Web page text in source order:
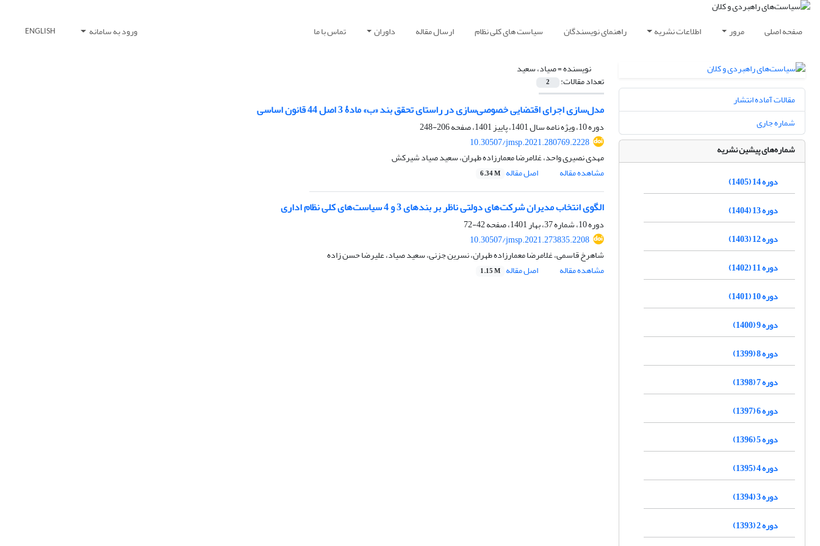
صفحه اصلی مرور اطلاعات نشریه راهنمای نویسندگان سیاست های کلی نظام ارسال مقاله داوران تماس با ما ورود به سامانه ENGLISH
نویسنده =صیاد، سعید
تعداد مقالات: 2
مدل‌سازی اجرای اقتضایی خصوصی‌سازی در راستای تحقق بند «ب» مادۀ 3 اصل 44 قانون اساسی
دوره 10، ویژه نامه سال 1401، پاییز 1401، صفحه
206-248
10.30507/jmsp.2021.280769.2228
مهدی نصیری واحد، غلامرضا معمارزاده طهران، سعید صیاد شیرکش
مشاهده مقاله
اصل مقاله 6.34 M
الگوی انتخاب مدیران شرکت‌های دولتی ناظر بر بندهای 3 و 4 سیاست‌های کلی نظام اداری
دوره 10، شماره 37، بهار 1401، صفحه
42-72
10.30507/jmsp.2021.273835.2208
شاهرخ قاسمی، غلامرضا معمارزاده طهران، نسرین جزنی، سعید صیاد، علیرضا حسن زاده
مشاهده مقاله
اصل مقاله 1.15 M
مقالات آماده انتشار
شماره جاری
شماره‌های پیشین نشریه
دوره 14 (1405)
دوره 13 (1404)
دوره 12 (1403)
دوره 11 (1402)
دوره 10 (1401)
دوره 9 (1400)
دوره 8 (1399)
دوره 7 (1398)
دوره 6 (1397)
دوره 5 (1396)
دوره 4 (1395)
دوره 3 (1394)
دوره 2 (1393)